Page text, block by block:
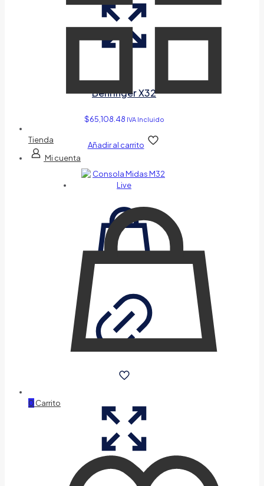
Behringer X32
$65,108.48 IVA Incluido
Añadir al carrito
Tienda
Mi cuenta
0 Carrito